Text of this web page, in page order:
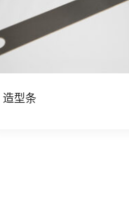
造型条